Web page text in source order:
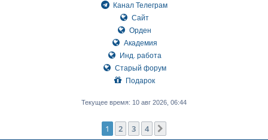
Канал Телеграм
Сайт
Орден
Академия
Инд. работа
Старый форум
Подарок
Текущее время: 10 авг 2026, 06:44
1 2 3 4